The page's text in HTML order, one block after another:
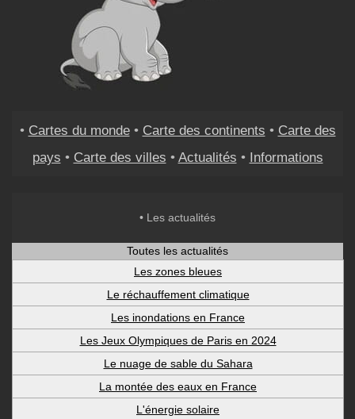
• Cartes du monde• Carte des continents • Carte des
pays • Carte des villes • Actualités • Informations
• Les actualités
Toutes les actualités
Les zones bleues
Le réchauffement climatique
Les inondations en France
Les Jeux Olympiques de Paris en 2024
Le nuage de sable du Sahara
La montée des eaux en France
L'énergie solaire